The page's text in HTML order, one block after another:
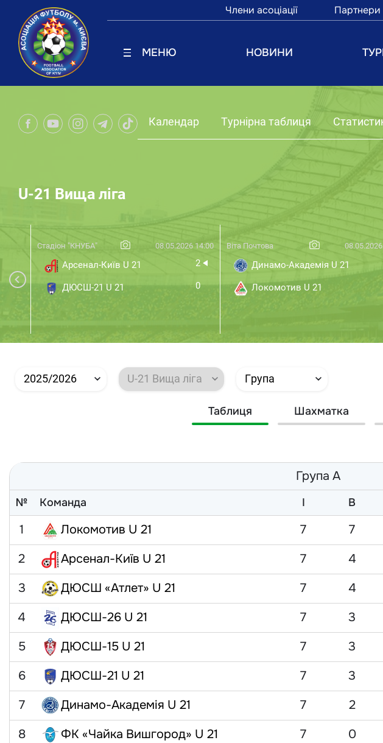
Члени асоціації Партнери
МЕНЮ НОВИНИ
Календар Турнірна таблиця
U-21 Вища ліга
Стадіон "КНУБА" 08.05.2026 14:00
Арсенал-Київ U 21 2
ДЮСШ-21 U 21 0
Віта Почтова
Динамо-Академія U 21
Локомотив U 21
2025/2026 U-21 Вища ліга Група
Таблиця Шахматка
Група А
№ Команда I В
1 Локомотив U 21 7 7
2
Арсенал-Київ U 21 7 4
3
ДЮСШ «Атлет» U 21 7 4
4
ДЮСШ-26 U 21 7 3
5
ДЮСШ-15 U 21 7 3
6
ДЮСШ-21 U 21 7 3
7
Динамо-Академія U 21 7 2
8
ФК «Чайка Вишгород» U 21 7 0